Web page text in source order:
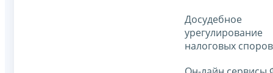
Досудебное
урегулирование
налоговых